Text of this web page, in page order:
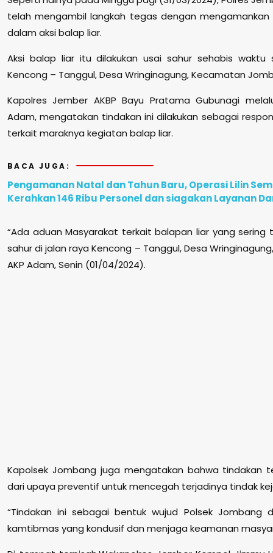
telah mengambil langkah tegas dengan
dalam aksi balap liar.
Aksi balap liar itu dilakukan usai sahur sehabis
Kencong – Tanggul, Desa Wringinagung, Kecamatan
Kapolres Jember AKBP Bayu Pratama Gubunagi
Adam, mengatakan tindakan ini dilakukan sebagai
terkait maraknya kegiatan balap liar.
BACA JUGA:
Pengamanan Natal dan Tahun Baru, Operasi Lilin
Kerahkan 146 Ribu Personel dan siagakan Layanan
“Ada aduan Masyarakat terkait balapan liar yang sering
sahur di jalan raya Kencong – Tanggul, Desa
AKP Adam, Senin (01/04/2024).
Kapolsek Jombang juga mengatakan bahwa tindakan
dari upaya preventif untuk mencegah terjadinya tindak
“Tindakan ini sebagai bentuk wujud Polsek Jombang
kamtibmas yang kondusif dan menjaga keamanan